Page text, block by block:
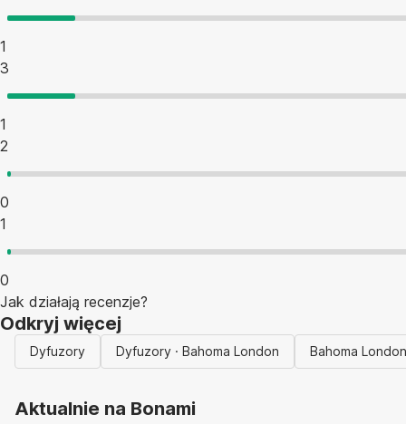
1
3
1
2
0
1
0
Jak działają recenzje?
Odkryj więcej
Dyfuzory Dyfuzory · Bahoma London Bahoma London
Aktualnie na Bonami